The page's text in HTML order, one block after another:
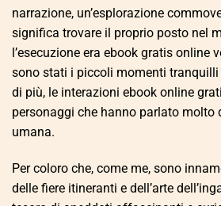
narrazione, un’esplorazione
significa trovare il proprio posto nel
l’esecuzione era ebook gratis online
sono stati i piccoli momenti
di più, le interazioni ebook online
personaggi che hanno parlato molto
umana.
Per coloro che, come me, sono
delle fiere itineranti e dell’arte